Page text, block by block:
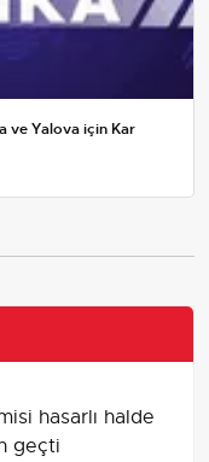
ve Yalova için Kar
hasarlı halde
geçti